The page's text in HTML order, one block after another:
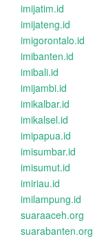
imijatim.id
imijateng.id
imigorontalo.id
imibanten.id
imibali.id
imijambi.id
imikalbar.id
imikalsel.id
imipapua.id
imisumbar.id
imisumut.id
imiriau.id
imilampung.id
suaraaceh.org
suarabanten.org